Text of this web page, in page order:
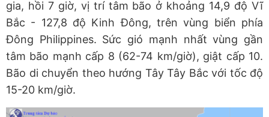
gia, hồi 7 giờ, vị trí tâm bão ở khoảng 14,9 độ Vĩ
Bắc - 127,8 độ Kinh Đông, trên vùng biển phía
Đông Philippines. Sức gió mạnh nhất vùng gần
tâm bão mạnh cấp 8 (62-74 km/giờ), giật cấp 10.
Bão di chuyển theo hướng Tây Tây Bắc với tốc độ
15-20 km/giờ.